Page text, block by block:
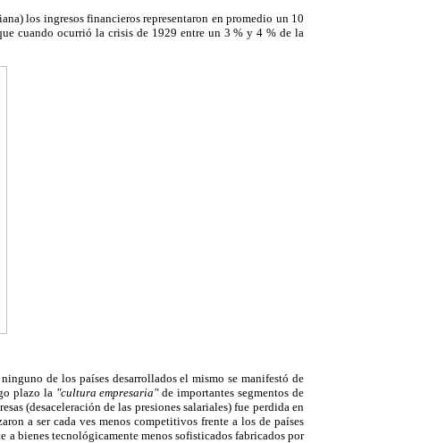
los ingresos financieros representaron en promedio un 10
cuando ocurrió la crisis de 1929 entre un 3 % y 4 % de la
de los países desarrollados el mismo se manifestó de
plazo la "cultura empresaria"de importantes segmentos de
(desaceleración de las presiones salariales) fue perdida en
a ser cada ves menos competitivos frente a los de países
a bienes tecnológicamente menos sofisticados fabricados por